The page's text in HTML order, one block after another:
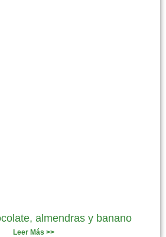
almendras y banano
Leer Más >>